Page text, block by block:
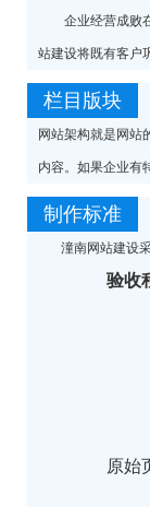
企业经营成败在
站建设将既有客户
栏目版块
网站架构就是网站
内容。如果企业有
制作标准
潼南网站建设采
验收
原始